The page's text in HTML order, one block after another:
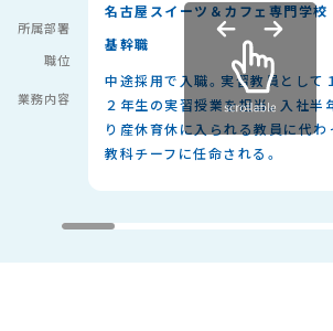
所属部署
職位
業務内容
名古屋スイーツ＆カフェ専門学校
基幹職
中途採用で入職。実習教員として
２年生の実習授業を担当。入社半
り産休育休に入られる教員に代わ
教科チーフに任命される。